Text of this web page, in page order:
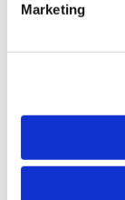
Marketing